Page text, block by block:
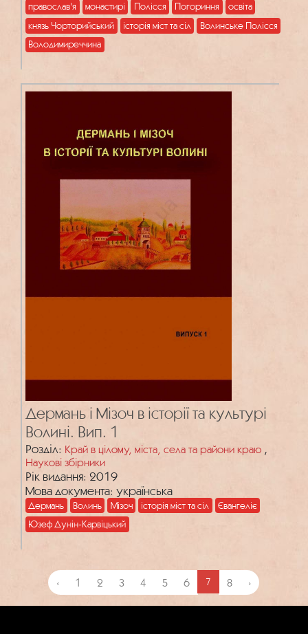
православ'я монастирі Полісся Погориння
освіта
князь Чорторийський
історія міст та сіл
Волинське Полісся
Володимиреччина
Дермань і Мізоч в історії та культурі
Волині. Вип. 1
Розділ: Край в цілому, міста, села та райони краю ,
Наукові збірники
Рік видання: 2019
Мова документа: українська
Дермань Волинь Мізоч історія міст та сіл
Євангеліє
Юзеф Дунін-Карвіцький
‹ 1 2 3 4 5 6 7 8 ›